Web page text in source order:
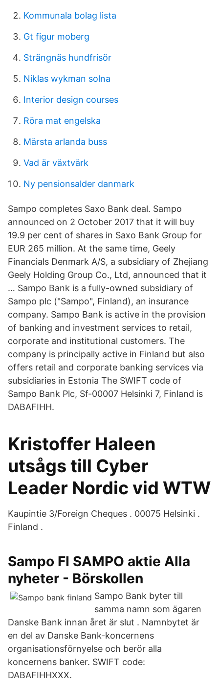
Kommunala bolag lista
Gt figur moberg
Strängnäs hundfrisör
Niklas wykman solna
Interior design courses
Röra mat engelska
Märsta arlanda buss
Vad är växtvärk
Ny pensionsalder danmark
Sampo completes Saxo Bank deal. Sampo
announced on 2 October 2017 that it will buy
19.9 per cent of shares in Saxo Bank Group for
EUR 265 million. At the same time, Geely
Financials Denmark A/S, a subsidiary of Zhejiang
Geely Holding Group Co., Ltd, announced that it
… Sampo Bank is a fully-owned subsidiary of
Sampo plc ("Sampo", Finland), an insurance
company. Sampo Bank is active in the provision
of banking and investment services to retail,
corporate and institutional customers. The
company is principally active in Finland but also
offers retail and corporate banking services via
subsidiaries in Estonia The SWIFT code of
Sampo Bank Plc, Sf-00007 Helsinki 7, Finland is
DABAFIHH.
Kristoffer Haleen
utsågs till Cyber
Leader Nordic vid WTW
Kaupintie 3/Foreign Cheques . 00075 Helsinki .
Finland .
Sampo FI SAMPO aktie Alla
nyheter - Börskollen
Sampo Bank byter till
samma namn som ägaren
Danske Bank innan året är slut . Namnbytet är
en del av Danske Bank-koncernens
organisationsförnyelse och berör alla
koncernens banker. SWIFT code:
DABAFIHHXXX.